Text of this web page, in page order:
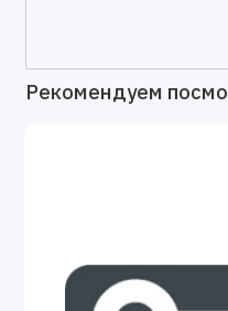
Рекомендуем